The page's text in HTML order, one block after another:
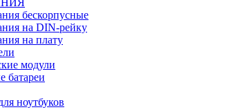
бескорпусные
на DIN-рейку
на плату
модули
батареи
ноутбуков